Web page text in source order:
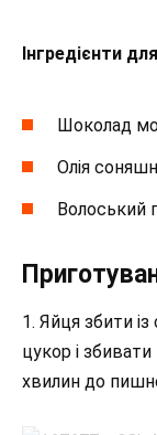
Інгредієнти
Шоколад
Олія
Волоський
1. Яйця збити
цукор і
хвилин до